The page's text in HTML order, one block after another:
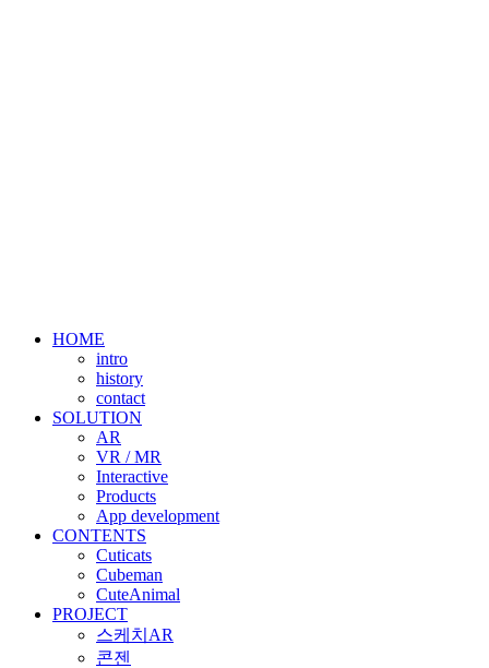
HOME
intro
history
contact
SOLUTION
AR
VR / MR
Interactive
Products
App development
CONTENTS
Cuticats
Cubeman
CuteAnimal
PROJECT
스케치AR
콘젠